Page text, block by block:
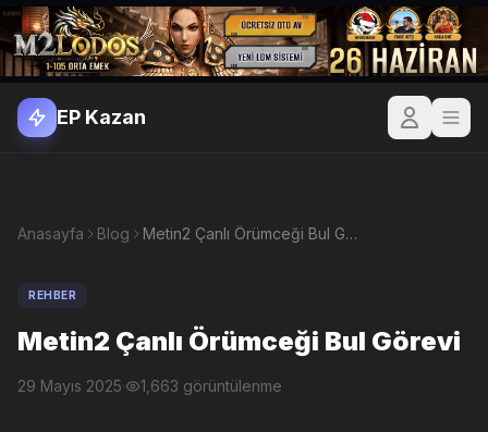
EP Kazan
Anasayfa Blog Metin2 Çanlı Örümceği Bul Görevi
REHBER
Metin2 Çanlı Örümceği Bul Görevi
29 Mayıs 2025· 1,663 görüntülenme